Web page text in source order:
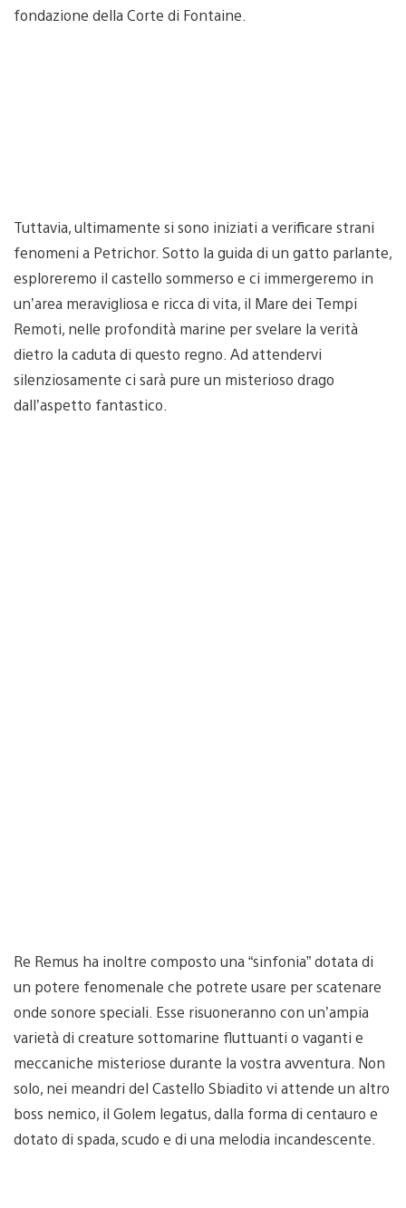
fondazione della Corte di Fontaine.
Tuttavia, ultimamente si sono iniziati a verificare strani
fenomeni a Petrichor. Sotto la guida di un gatto parlante,
esploreremo il castello sommerso e ci immergeremo in
un’area meravigliosa e ricca di vita, il Mare dei Tempi
Remoti, nelle profondità marine per svelare la verità
dietro la caduta di questo regno. Ad attendervi
silenziosamente ci sarà pure un misterioso drago
dall’aspetto fantastico.
Re Remus ha inoltre composto una “sinfonia” dotata di
un potere fenomenale che potrete usare per scatenare
onde sonore speciali. Esse risuoneranno con un’ampia
varietà di creature sottomarine fluttuanti o vaganti e
meccaniche misteriose durante la vostra avventura. Non
solo, nei meandri del Castello Sbiadito vi attende un altro
boss nemico, il Golem legatus, dalla forma di centauro e
dotato di spada, scudo e di una melodia incandescente.